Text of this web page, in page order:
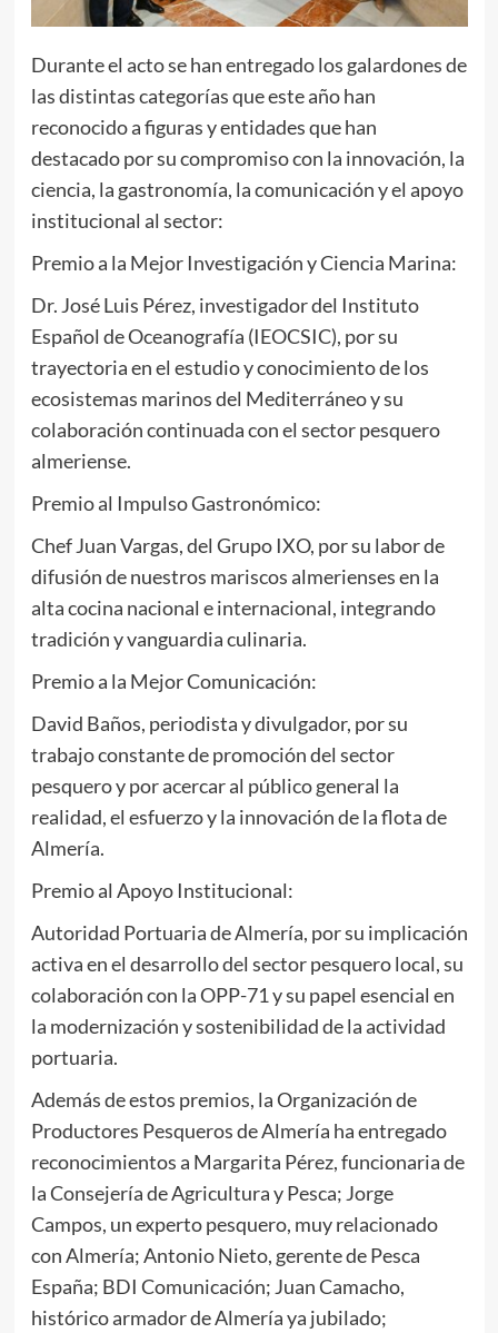
Durante el acto se han entregado los galardones de
las distintas categorías que este año han
reconocido a figuras y entidades que han
destacado por su compromiso con la innovación, la
ciencia, la gastronomía, la comunicación y el apoyo
institucional al sector:
Premio a la Mejor Investigación y Ciencia Marina:
Dr. José Luis Pérez, investigador del Instituto
Español de Oceanografía (IEOCSIC), por su
trayectoria en el estudio y conocimiento de los
ecosistemas marinos del Mediterráneo y su
colaboración continuada con el sector pesquero
almeriense.
Premio al Impulso Gastronómico:
Chef Juan Vargas, del Grupo IXO, por su labor de
difusión de nuestros mariscos almerienses en la
alta cocina nacional e internacional, integrando
tradición y vanguardia culinaria.
Premio a la Mejor Comunicación:
David Baños, periodista y divulgador, por su
trabajo constante de promoción del sector
pesquero y por acercar al público general la
realidad, el esfuerzo y la innovación de la flota de
Almería.
Premio al Apoyo Institucional:
Autoridad Portuaria de Almería, por su implicación
activa en el desarrollo del sector pesquero local, su
colaboración con la OPP-71 y su papel esencial en
la modernización y sostenibilidad de la actividad
portuaria.
Además de estos premios, la Organización de
Productores Pesqueros de Almería ha entregado
reconocimientos a Margarita Pérez, funcionaria de
la Consejería de Agricultura y Pesca; Jorge
Campos, un experto pesquero, muy relacionado
con Almería; Antonio Nieto, gerente de Pesca
España; BDI Comunicación; Juan Camacho,
histórico armador de Almería ya jubilado;